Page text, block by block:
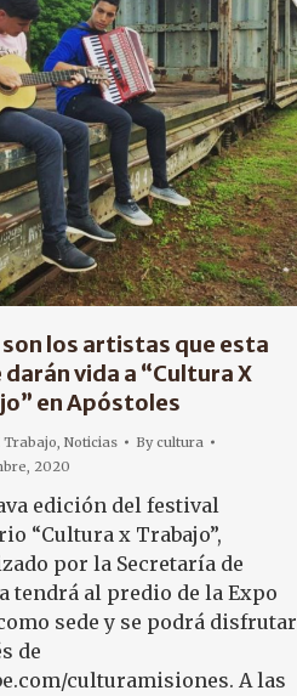
los artistas que esta
darán vida a “Cultura X
en Apóstoles
Trabajo Noticias Bycultura
2020
edición del festival
“Cultura x Trabajo”,
por la Secretaría de
tendrá al predio de la Expo
sede y se podrá disfrutar
de
culturamisiones. A las